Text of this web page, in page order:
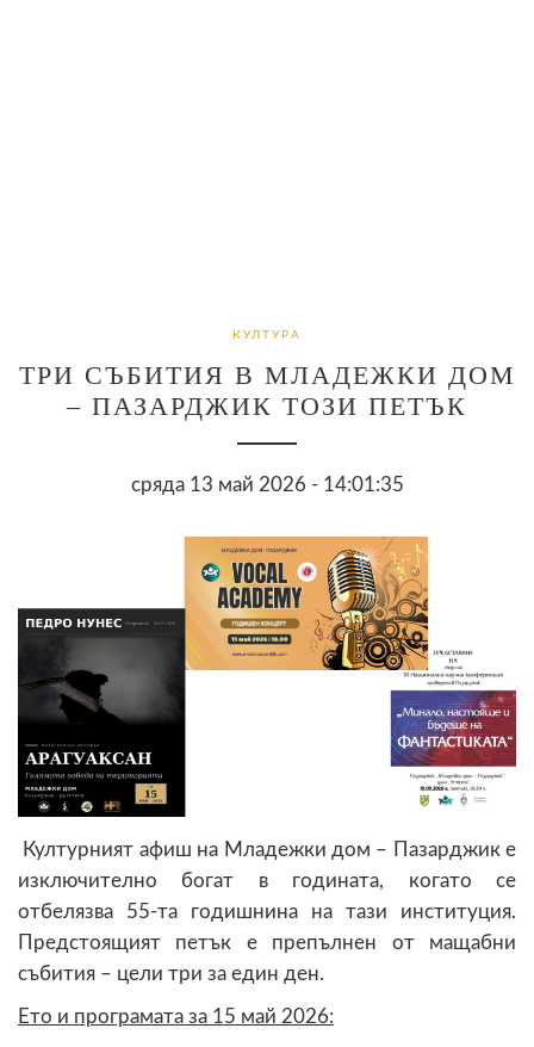
КУЛТУРА
ТРИ СЪБИТИЯ В МЛАДЕЖКИ ДОМ
– ПАЗАРДЖИК ТОЗИ ПЕТЪК
сряда 13 май 2026 - 14:01:35
Културният афиш на Младежки дом – Пазарджик е
изключително богат в годината, когато се
отбелязва 55-та годишнина на тази институция.
Предстоящият петък е препълнен от мащабни
събития – цели три за един ден.
Ето и програмата за 15 май 2026: